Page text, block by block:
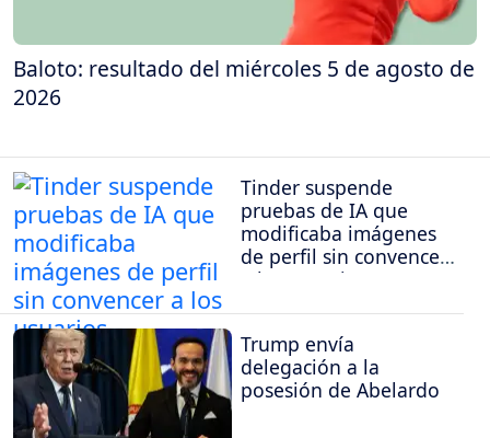
Baloto: resultado del miércoles 5 de agosto de
2026
Tinder suspende
pruebas de IA que
modificaba imágenes
de perfil sin convencer
a los usuarios
Trump envía
delegación a la
posesión de Abelardo